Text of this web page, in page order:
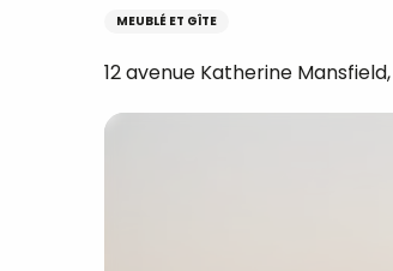
MEUBLÉ ET GÎTE
12 avenue Katherine